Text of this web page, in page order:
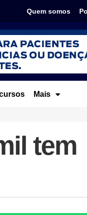
Quem somos
Mais
tem